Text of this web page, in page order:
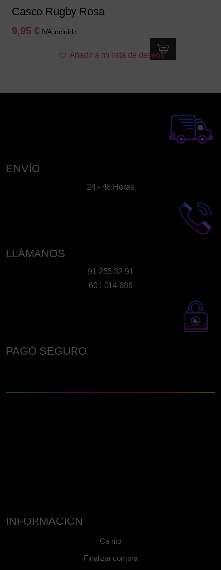
Casco Rugby Rosa
9,95 € IVA incluido
Añadir a mi lista de deseos
ENVÍO
24 - 48 Horas
LLÁMANOS
91 255 32 91
601 014 686
PAGO SEGURO
INFORMACIÓN
Carrito
Finalizar compra